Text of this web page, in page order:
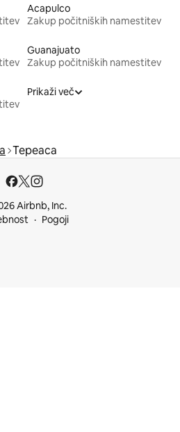
Acapulco
Zakup počitniških namestitev
Guanajuato
Zakup počitniških namestitev
Prikaži več
Tepeaca
Airbnb, Inc.
Pogoji